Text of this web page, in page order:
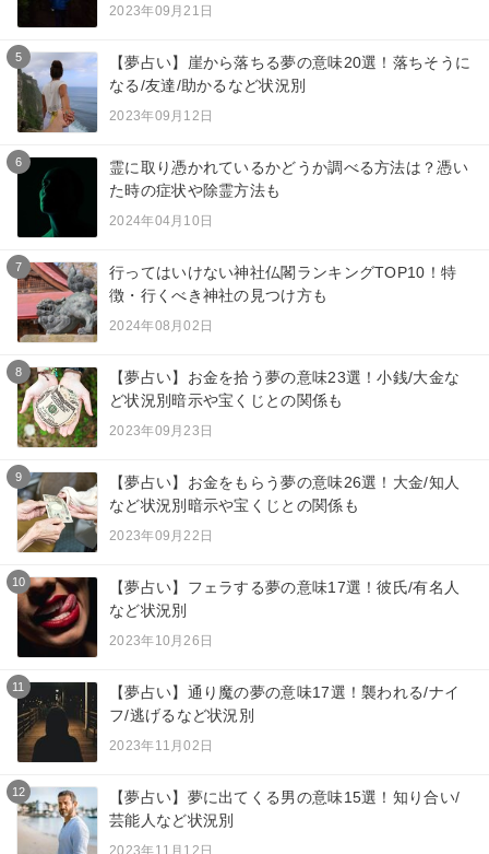
2023年09月21日
5
【夢占い】崖から落ちる夢の意味20選！落ちそうに
なる/友達/助かるなど状況別
2023年09月12日
6
霊に取り憑かれているかどうか調べる方法は？憑い
た時の症状や除霊方法も
2024年04月10日
7
行ってはいけない神社仏閣ランキングTOP10！特
徴・行くべき神社の見つけ方も
2024年08月02日
8
【夢占い】お金を拾う夢の意味23選！小銭/大金な
ど状況別暗示や宝くじとの関係も
2023年09月23日
9
【夢占い】お金をもらう夢の意味26選！大金/知人
など状況別暗示や宝くじとの関係も
2023年09月22日
10
【夢占い】フェラする夢の意味17選！彼氏/有名人
など状況別
2023年10月26日
11
【夢占い】通り魔の夢の意味17選！襲われる/ナイ
フ/逃げるなど状況別
2023年11月02日
12
【夢占い】夢に出てくる男の意味15選！知り合い/
芸能人など状況別